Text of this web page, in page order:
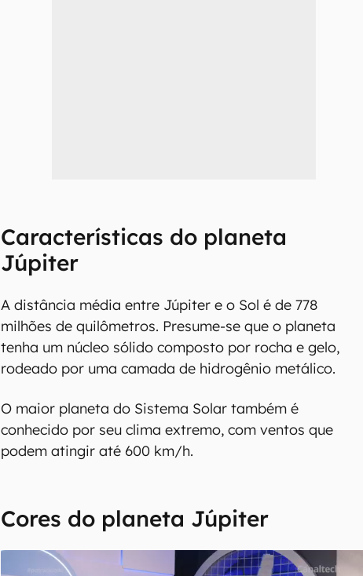
Características do planeta
Júpiter
A distância média entre Júpiter e o Sol é de 778
milhões de quilômetros. Presume-se que o planeta
tenha um núcleo sólido composto por rocha e gelo,
rodeado por uma camada de hidrogênio metálico.
O maior planeta do Sistema Solar também é
conhecido por seu clima extremo, com ventos que
podem atingir até 600 km/h.
Cores do planeta Júpiter